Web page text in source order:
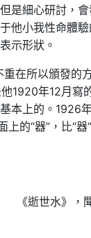
是細心研討，
他小我性命體
示形狀。
重在所以頒發的
1920年12月
本上的。1926
上的“器”，比“
《逝世水》，